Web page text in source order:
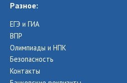
Разное:
ЕГЭ и ГИА
ВПР
Олимпиады и НПК
Безопасность
Контакты